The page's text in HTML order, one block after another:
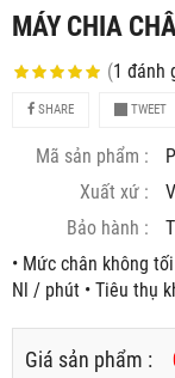
MÁY CHIA
(1 đánh
SHARE TWEET
Mã sản phẩm :
Xuất xứ :
Bảo hành :
• Mức chân không
Nl / phút • Tiêu thụ
Giá sản phẩm :